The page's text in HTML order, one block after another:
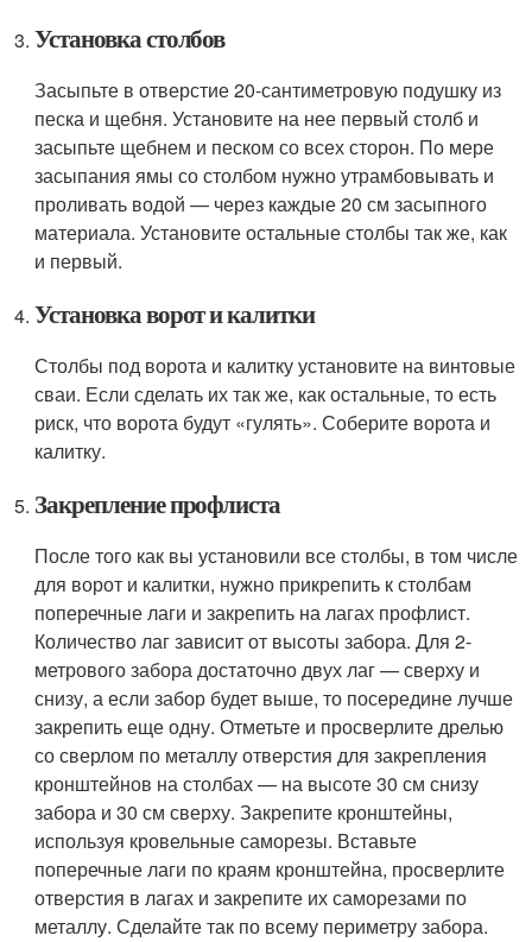
Установка столбов
Засыпьте в отверстие 20-сантиметровую подушку из
песка и щебня. Установите на нее первый столб и
засыпьте щебнем и песком со всех сторон. По мере
засыпания ямы со столбом нужно утрамбовывать и
проливать водой — через каждые 20 см засыпного
материала. Установите остальные столбы так же, как
и первый.
Установка ворот и калитки
Столбы под ворота и калитку установите на винтовые
сваи. Если сделать их так же, как остальные, то есть
риск, что ворота будут «гулять». Соберите ворота и
калитку.
Закрепление профлиста
После того как вы установили все столбы, в том числе
для ворот и калитки, нужно прикрепить к столбам
поперечные лаги и закрепить на лагах профлист.
Количество лаг зависит от высоты забора. Для 2-
метрового забора достаточно двух лаг — сверху и
снизу, а если забор будет выше, то посередине лучше
закрепить еще одну. Отметьте и просверлите дрелью
со сверлом по металлу отверстия для закрепления
кронштейнов на столбах — на высоте 30 см снизу
забора и 30 см сверху. Закрепите кронштейны,
используя кровельные саморезы. Вставьте
поперечные лаги по краям кронштейна, просверлите
отверстия в лагах и закрепите их саморезами по
металлу. Сделайте так по всему периметру забора.